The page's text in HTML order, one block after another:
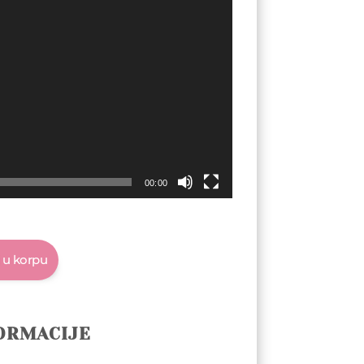
00:00
u korpu